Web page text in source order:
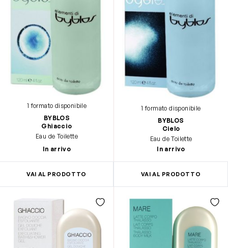
1 formato disponibile
BYBLOS
Ghiaccio
Eau de Toilette
In arrivo
VAI AL PRODOTTO
1 formato disponibile
BYBLOS
Cielo
Eau de Toilette
In arrivo
VAI AL PRODOTTO